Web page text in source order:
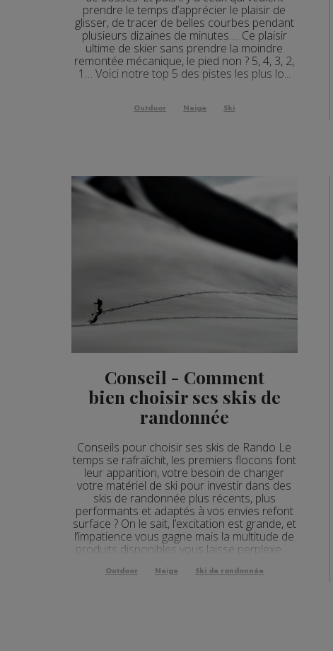
prendre le temps d’apprécier le plaisir de
glisser, de tracer de belles courbes pendant
plusieurs dizaines de minutes…. Ce plaisir
ultime de skier sans prendre la moindre
remontée mécanique, le pied non ? 5, 4, 3, 2,
1… Voici notre top 5 des pistes les plus lo...
Outdoor Neige Ski
Conseil - Comment
bien choisir ses skis de
randonnée
Conseils pour choisir ses skis de Rando Le
temps se rafraîchit, les premiers flocons font
leur apparition, votre besoin de changer
votre matériel de ski pour investir dans des
skis de randonnée plus récents, plus
performants et adaptés à vos envies refont
surface ? On le sait, l’excitation est grande, et
l’impatience vous gagne mais la multitude de
produits disponibles vous laisse perplexe. ...
Outdoor Neige Ski de randonnée